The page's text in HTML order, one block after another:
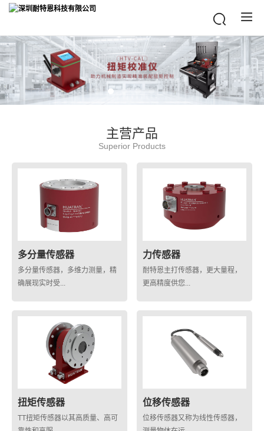
主营产品
Superior Products
多分量传感器
多分量传感器，多维力测量，精
确展现实时受...
力传感器
耐特恩主打传感器，更大量程，
更高精度供您...
扭矩传感器
TT扭矩传感器以其高质量、高可
位移传感器
位移传感器又称为线性传感器，